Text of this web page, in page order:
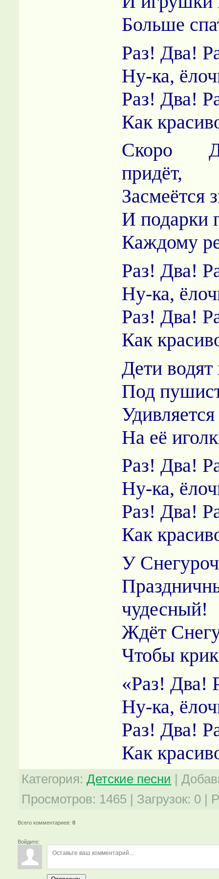
Больше
Раз! Два!
Ну-ка,
Раз! Два!
Как
Скоро
придёт,
Засмеётся
И подарки
Каждому
Раз! Два!
Ну-ка,
Раз! Два!
Как
Дети водят
Под
На её
Раз! Два!
Ну-ка,
Раз! Два!
Как
У
чудесный!
Ждёт
Чтобы
«Раз! Два!
Ну-ка,
Раз! Два!
Как
Категория: Детские песни |
Просмотров: 1465 | Загрузок: 0 |
Всего комментариев:0
Войдите: